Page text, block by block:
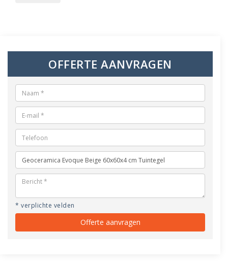
OFFERTE AANVRAGEN
* verplichte velden
Offerte aanvragen